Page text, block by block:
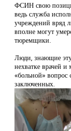
ФСИН свою
ведь служба
учреждений вряд
вполне могут
тюремщики.
Люди, знающие эту
нехватке врачей
«больной» вопрос
заключенных.